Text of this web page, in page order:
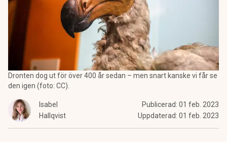
Dronten dog ut för över 400 år sedan – men snart kanske vi får se
den igen (foto: CC).
Isabel
Hallqvist
Publicerad: 01 feb. 2023
Uppdaterad: 01 feb. 2023